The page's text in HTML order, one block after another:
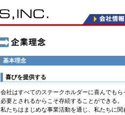
基本理念
喜びを提供する
会社はすべてのステークホルダーに喜んでも
必要とされるからこそ存続することができる。
私たちはまじめな事業活動を通じ、私たちに